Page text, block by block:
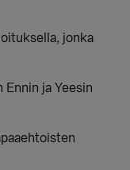
jonka
Ennin ja Yeesin